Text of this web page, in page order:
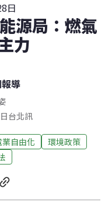
日
源局：燃氣
力
導
台北訊
業自由化
環境政策